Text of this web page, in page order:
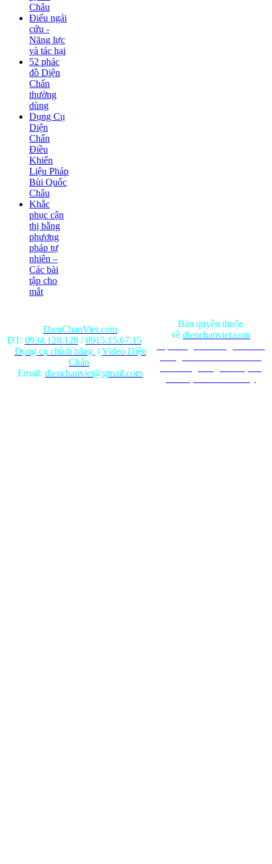
Châu
Điếu ngải
cứu -
Năng lực
và tác hại
52 phác
đồ Diện
Chẩn
thường
dùng
Dụng Cụ
Diện
Chẩn
Điều
Khiển
Liệu Pháp
Bùi Quốc
Châu
Khắc
phục cận
thị bằng
phương
pháp tự
nhiên –
Các bài
tập cho
mắt
DienChanViet.com
ĐT: 0934.128.128/0915.15.67.15
Dụng cụ chính hãng | Video Diện
Chẩn
Email: dienchanviet@gmail.com
Bản quyền thuộc
về dienchanviet.com